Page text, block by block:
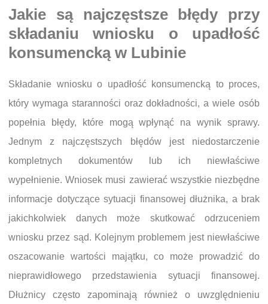
Jakie są najczęstsze błędy przy
składaniu wniosku o upadłość
konsumencką w Lubinie
Składanie wniosku o upadłość konsumencką to proces,
który wymaga staranności oraz dokładności, a wiele osób
popełnia błędy, które mogą wpłynąć na wynik sprawy.
Jednym z najczęstszych błędów jest niedostarczenie
kompletnych dokumentów lub ich niewłaściwe
wypełnienie. Wniosek musi zawierać wszystkie niezbędne
informacje dotyczące sytuacji finansowej dłużnika, a brak
jakichkolwiek danych może skutkować odrzuceniem
wniosku przez sąd. Kolejnym problemem jest niewłaściwe
oszacowanie wartości majątku, co może prowadzić do
nieprawidłowego przedstawienia sytuacji finansowej.
Dłużnicy często zapominają również o uwzględnieniu